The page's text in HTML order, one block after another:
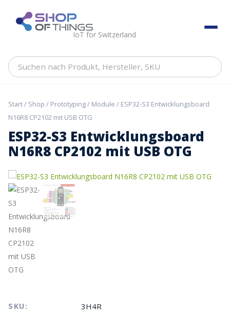
content ShopOfThings
IoT for Switzerland
Suchen
Hersteller,
Start/ Shop / Prototyping/ Module / ESP32-S3 Entwicklungsboard
N16R8 CP2102 mit USB OTG
ESP32-S3 Entwicklungsboard
N16R8 CP2102 mit USB OTG
SKU: 3H4R